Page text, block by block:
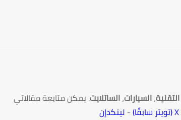
التقنية،السيارات،الساتلايت. يمكن متابعة مقالاتي
X (تويتر سابقًا) - لينكدإن